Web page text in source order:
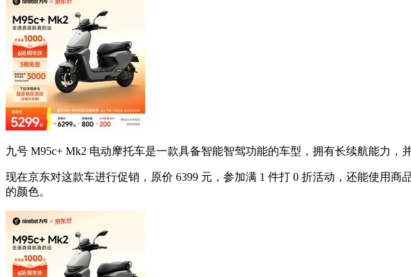
九号 M95c+ Mk2 电动摩托车是一款具备智能智驾功能的车型，拥有长续航能力，
现在京东对这款车进行促销，原价 6399 元，参加满 1 件打 0 折活动，还能使用
的颜色。